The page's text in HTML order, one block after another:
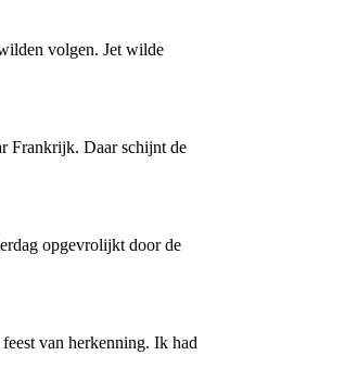
volgen. Jet wilde
Frankrijk. Daar schijnt de
opgevrolijkt door de
van herkenning. Ik had